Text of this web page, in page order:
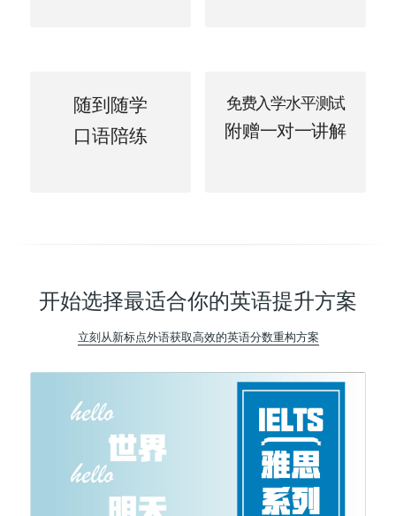
随到随学
口语陪练
免费入学水平测试
附赠一对一讲解
开始选择最适合你的英语提升方案
立刻从新标点外语获取高效的英语分数重构方案